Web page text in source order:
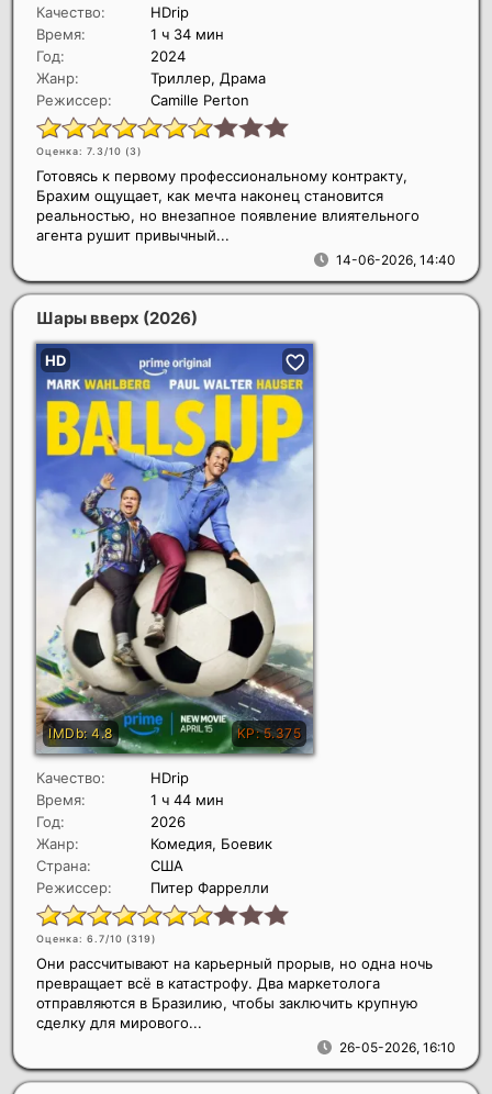
Качество:
HDrip
Время:
1 ч 34 мин
Год:
2024
Жанр:
Триллер, Драма
Режиссер:
Camille Perton
Оценка: 7.3/10 (3)
14-06-2026, 14:40
Готовясь к первому профессиональному контракту,
Брахим ощущает, как мечта наконец становится
реальностью, но внезапное появление влиятельного
агента рушит привычный...
Шары вверх (2026)
Качество:
HDrip
Время:
1 ч 44 мин
Год:
2026
Жанр:
Комедия, Боевик
Страна:
США
Режиссер:
Питер Фаррелли
Оценка: 6.7/10 (319)
26-05-2026, 16:10
Они рассчитывают на карьерный прорыв, но одна ночь
превращает всё в катастрофу. Два маркетолога
отправляются в Бразилию, чтобы заключить крупную
сделку для мирового...